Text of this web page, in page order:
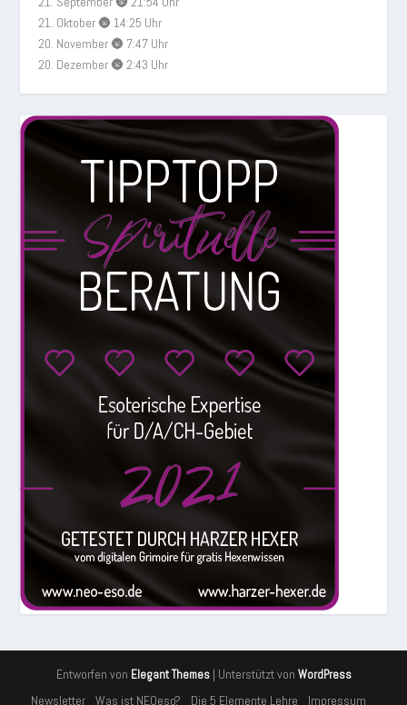
21. Oktober 🌚 14:25 Uhr
20. November 🌚 7:47 Uhr
20. Dezember 🌚 2:43 Uhr
Entworfen von Elegant Themes| Unterstützt von WordPress
Newsletter Was ist NEOeso? Die 5 Elemente Lehre Impressum